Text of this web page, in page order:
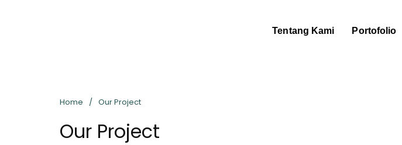
Tentang Kami Portofolio
Home Our Project
Our Project